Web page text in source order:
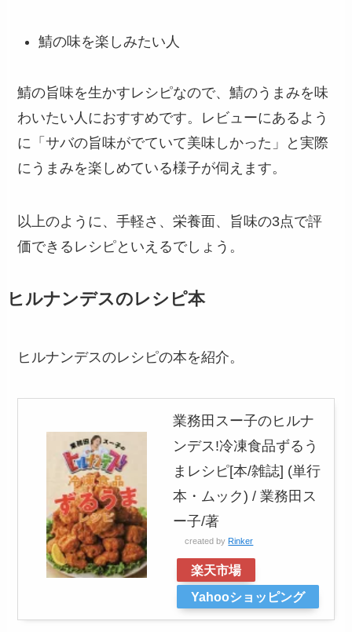
鯖の味を楽しみたい人
鯖の旨味を生かすレシピなので、鯖のうまみを味
わいたい人におすすめです。レビューにあるよう
に「サバの旨味がでていて美味しかった」と実際
にうまみを楽しめている様子が伺えます。
以上のように、手軽さ、栄養面、旨味の3点で評
価できるレシピといえるでしょう。
ヒルナンデスのレシピ本
ヒルナンデスのレシピの本を紹介。
業務田スー子のヒルナ
ンデス!冷凍食品ずるう
まレシピ[本/雑誌] (単行
本・ムック) / 業務田ス
ー子/著
created by Rinker
楽天市場
Yahooショッピング